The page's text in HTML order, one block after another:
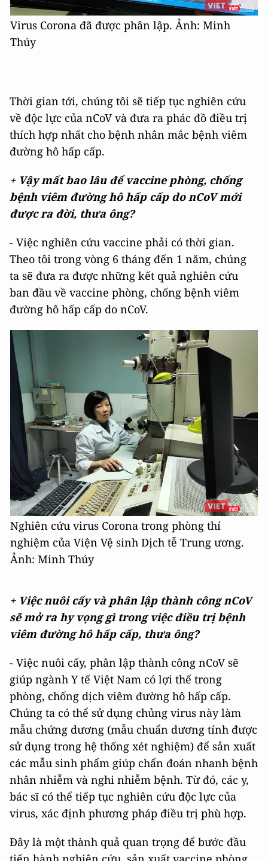
Virus Corona đã được phân lập. Ảnh: Minh
Thúy
Thời gian tới, chúng tôi sẽ tiếp tục nghiên cứu
về độc lực của nCoV và đưa ra phác đồ điều trị
thích hợp nhất cho bệnh nhân mắc bệnh viêm
đường hô hấp cấp.
+ Vậy mất bao lâu để vaccine phòng, chống
bệnh viêm đường hô hấp cấp do nCoV mới
được ra đời, thưa ông?
- Việc nghiên cứu vaccine phải có thời gian.
Theo tôi trong vòng 6 tháng đến 1 năm, chúng
ta sẽ đưa ra được những kết quả nghiên cứu
ban đầu về vaccine phòng, chống bệnh viêm
đường hô hấp cấp do nCoV.
Nghiên cứu virus Corona trong phòng thí
nghiệm của Viện Vệ sinh Dịch tễ Trung ương.
Ảnh: Minh Thúy
+ Việc nuôi cấy và phân lập thành công nCoV
sẽ mở ra hy vọng gì trong việc điều trị bệnh
viêm đường hô hấp cấp, thưa ông?
- Việc nuôi cấy, phân lập thành công nCoV sẽ
giúp ngành Y tế Việt Nam có lợi thế trong
phòng, chống dịch viêm đường hô hấp cấp.
Chúng ta có thể sử dụng chủng virus này làm
mẫu chứng dương (mẫu chuẩn dương tính được
sử dụng trong hệ thống xét nghiệm) để sản xuất
các mẫu sinh phẩm giúp chẩn đoán nhanh bệnh
nhân nhiễm và nghi nhiễm bệnh. Từ đó, các y,
bác sĩ có thể tiếp tục nghiên cứu độc lực của
virus, xác định phương pháp điều trị phù hợp.
Đây là một thành quả quan trọng để bước đầu